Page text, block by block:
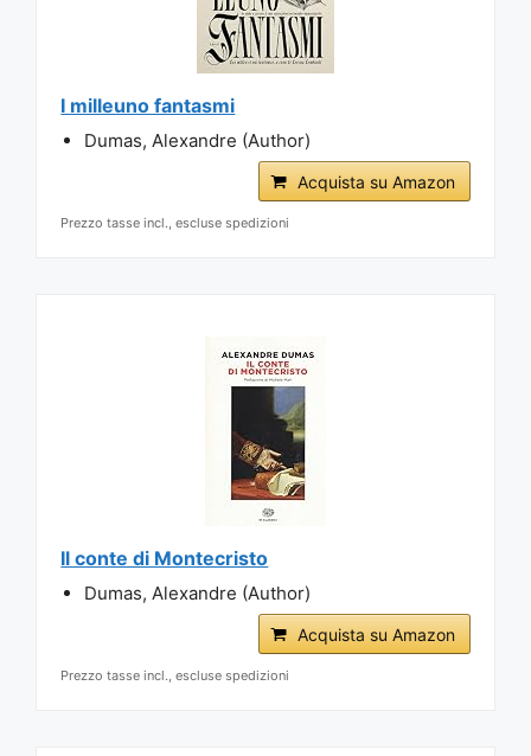
I milleuno fantasmi
Dumas, Alexandre (Author)
Acquista su Amazon
Prezzo tasse incl., escluse spedizioni
Il conte di Montecristo
Dumas, Alexandre (Author)
Acquista su Amazon
Prezzo tasse incl., escluse spedizioni